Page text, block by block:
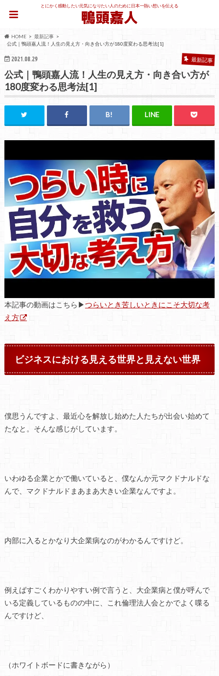
とにかく感動したい元気になりたい人のために日本一熱い想いを伝える
HOME
最新記事
公式｜鴨頭嘉人流！人生の見え方・向き合い方が180度変わる思考法[1]
2021.08.29 最新記事
公式｜鴨頭嘉人流！人生の見え方・向き合い方が
180度変わる思考法[1]
本記事の動画はこちら▶つらいとき苦しいときにこそ大切な考
え方
ビジネスにおける見える世界と見えない世界
僕思うんですよ、最近心を解放し始めた人たちが出会い始めて
たなと。そんな感じがしています。
いわゆる企業とかで働いていると、僕なんか元マクドナルドな
んで、マクドナルドまあまあ大きい企業なんですよ。
内部に入るとかなり大企業病なのがわかるんですけど。
例えばすごくわかりやすい例で言うと、大企業病と僕が呼んで
いる定義しているものの中に、これ倫理法人会とかでよく喋る
んですけど、
（ホワイトボードに書きながら）